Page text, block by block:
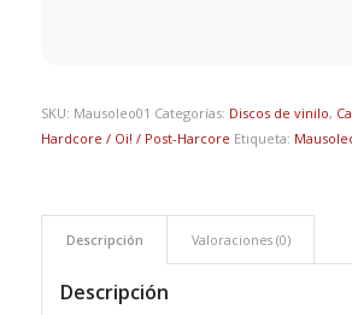
SKU: Mausoleo01 Categorías: Discos de vinilo,
Hardcore / Oi! / Post-Harcore Etiqueta:
Descripción Valoraciones (0)
Descripción